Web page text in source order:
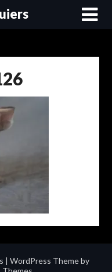
| WordPress Theme by